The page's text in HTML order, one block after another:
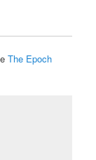
The Epoch